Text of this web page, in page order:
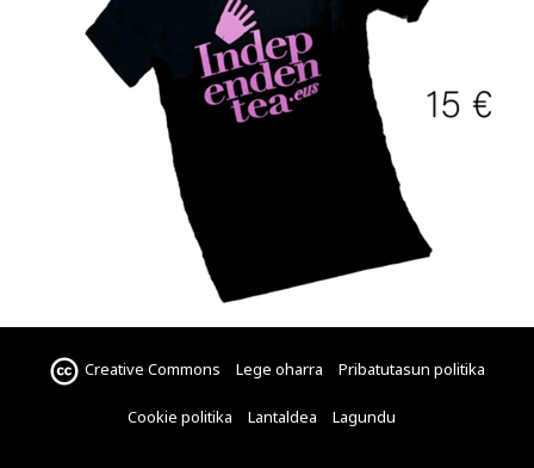
Creative Commons Lege oharra Pribatutasun politika
Cookie politika Lantaldea Lagundu